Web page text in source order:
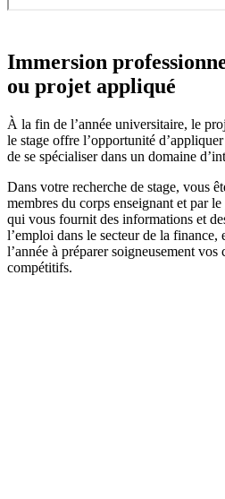
Immersion
ou projet appliqué
À la fin de l’année universitaire, le
le stage offre l’opportunité
de se spécialiser dans un domaine
Dans votre recherche de stage, vous
membres du corps enseignant et par le
qui vous fournit des informations et
l’emploi dans le secteur de la
l’année à préparer soigneusement
compétitifs.